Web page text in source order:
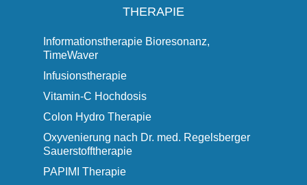
THERAPIE
Informationstherapie Bioresonanz,
TimeWaver
Infusionstherapie
Vitamin-C Hochdosis
Colon Hydro Therapie
Oxyvenierung nach Dr. med. Regelsberger
Sauerstofftherapie
PAPIMI Therapie